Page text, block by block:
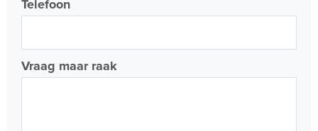
Telefoon
Vraag maar raak